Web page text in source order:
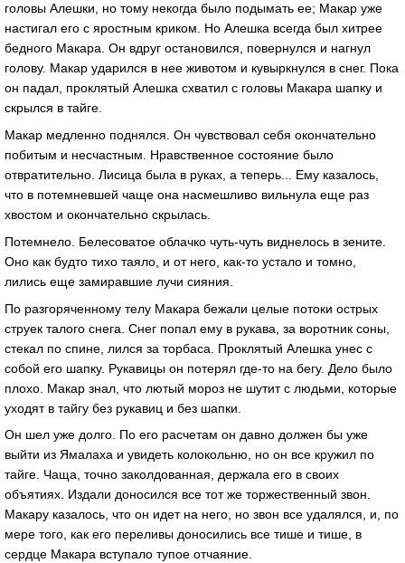
головы Алешки, но тому некогда было подымать ее; Макар уже
настигал его с яростным криком. Но Алешка всегда был хитрее
бедного Макара. Он вдруг остановился, повернулся и нагнул
голову. Макар ударился в нее животом и кувыркнулся в снег. Пока
он падал, проклятый Алешка схватил с головы Макара шапку и
скрылся в тайге.
Макар медленно поднялся. Он чувствовал себя окончательно
побитым и несчастным. Нравственное состояние было
отвратительно. Лисица была в руках, а теперь... Ему казалось,
что в потемневшей чаще она насмешливо вильнула еще раз
хвостом и окончательно скрылась.
Потемнело. Белесоватое облачко чуть-чуть виднелось в зените.
Оно как будто тихо таяло, и от него, как-то устало и томно,
лились еще замиравшие лучи сияния.
По разгоряченному телу Макара бежали целые потоки острых
струек талого снега. Снег попал ему в рукава, за воротник соны,
стекал по спине, лился за торбаса. Проклятый Алешка унес с
собой его шапку. Рукавицы он потерял где-то на бегу. Дело было
плохо. Макар знал, что лютый мороз не шутит с людьми, которые
уходят в тайгу без рукавиц и без шапки.
Он шел уже долго. По его расчетам он давно должен бы уже
выйти из Ямалаха и увидеть колокольню, но он все кружил по
тайге. Чаща, точно заколдованная, держала его в своих
объятиях. Издали доносился все тот же торжественный звон.
Макару казалось, что он идет на него, но звон все удалялся, и, по
мере того, как его переливы доносились все тише и тише, в
сердце Макара вступало тупое отчаяние.